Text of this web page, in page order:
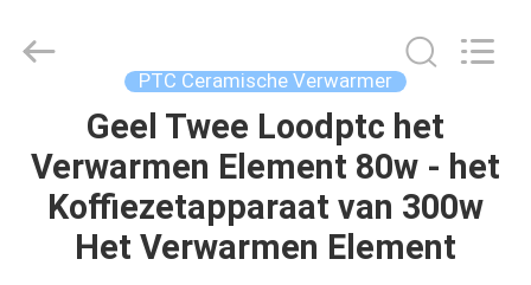
THUIS
PRODUCTEN
PTC Ceramische Verwarmer
Geel Twee Loodptc het
Verwarmen Element 80w - het
Koffiezetapparaat van 300w
Het Verwarmen Element